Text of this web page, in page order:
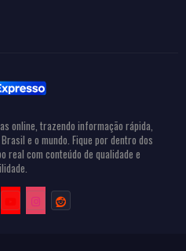
online, trazendo informação rápida,
e o mundo. Fique por dentro dos
real com conteúdo de qualidade e